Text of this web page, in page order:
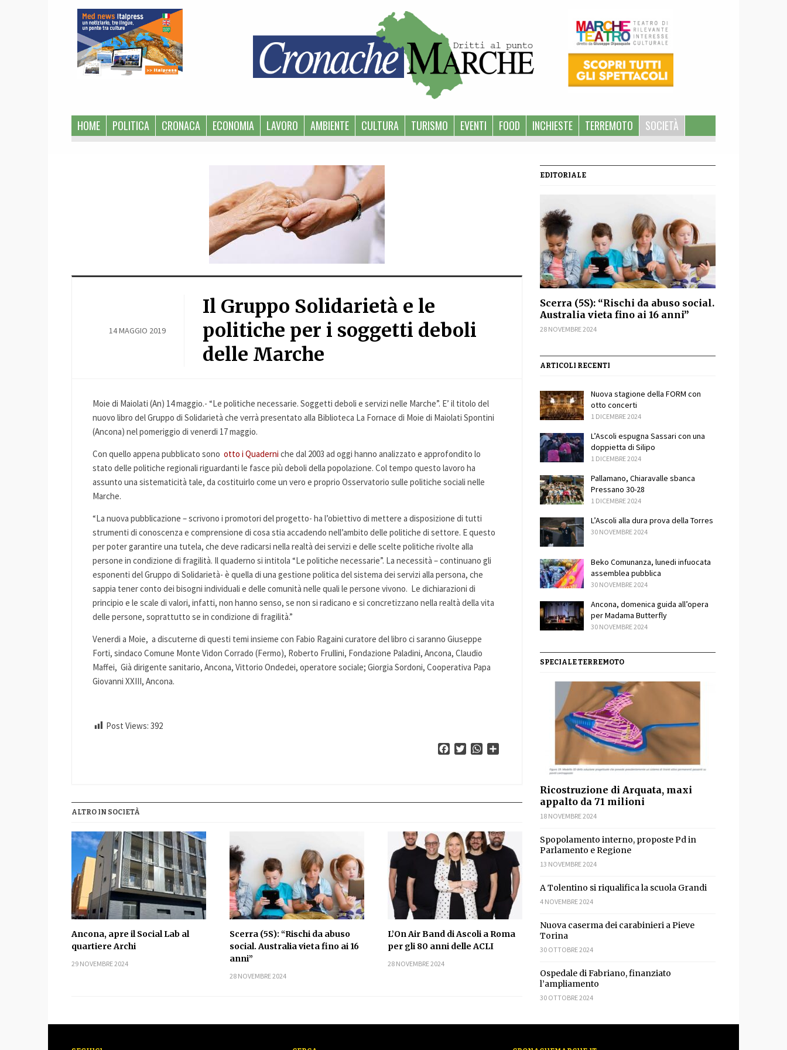
HOME POLITICA CRONACA ECONOMIA LAVORO AMBIENTE CULTURA TURISMO EVENTI FOOD INCHIESTE TERREMOTO SOCIETÀ
14 MAGGIO 2019
Il Gruppo Solidarietà e le
politiche per i soggetti deboli
delle Marche
Moie di Maiolati (An) 14 maggio.- “Le politiche necessarie. Soggetti deboli e servizi nelle Marche”. E’ il titolo del
nuovo libro del Gruppo di Solidarietà che verrà presentato alla Biblioteca La Fornace di Moie di Maiolati Spontini
(Ancona) nel pomeriggio di venerdi 17 maggio.
Con quello appena pubblicato sono otto i Quaderni che dal 2003 ad oggi hanno analizzato e approfondito lo
stato delle politiche regionali riguardanti le fasce più deboli della popolazione. Col tempo questo lavoro ha
assunto una sistematicità tale, da costituirlo come un vero e proprio Osservatorio sulle politiche sociali nelle
Marche.
“La nuova pubblicazione – scrivono i promotori del progetto- ha l’obiettivo di mettere a disposizione di tutti
strumenti di conoscenza e comprensione di cosa stia accadendo nell’ambito delle politiche di settore. E questo
per poter garantire una tutela, che deve radicarsi nella realtà dei servizi e delle scelte politiche rivolte alla
persone in condizione di fragilità. Il quaderno si intitola “Le politiche necessarie”. La necessità – continuano gli
esponenti del Gruppo di Solidarietà- è quella di una gestione politica del sistema dei servizi alla persona, che
sappia tener conto dei bisogni individuali e delle comunità nelle quali le persone vivono. Le dichiarazioni di
principio e le scale di valori, infatti, non hanno senso, se non si radicano e si concretizzano nella realtà della vita
delle persone, soprattutto se in condizione di fragilità.”
Venerdi a Moie, a discuterne di questi temi insieme con Fabio Ragaini curatore del libro ci saranno Giuseppe
Forti, sindaco Comune Monte Vidon Corrado (Fermo), Roberto Frullini, Fondazione Paladini, Ancona, Claudio
Maffei, Già dirigente sanitario, Ancona, Vittorio Ondedei, operatore sociale; Giorgia Sordoni, Cooperativa Papa
Giovanni XXIII, Ancona.
Post Views: 392
FacebookTwitterWhatsApp
ALTRO IN SOCIETÀ
Ancona, apre il Social Lab al
quartiere Archi
29 NOVEMBRE 2024
Scerra (5S): “Rischi da abuso
social. Australia vieta fino ai 16
anni”
28 NOVEMBRE 2024
L’On Air Band di Ascoli a Roma
per gli 80 anni delle ACLI
28 NOVEMBRE 2024
EDITORIALE
Scerra (5S): “Rischi da abuso social.
Australia vieta fino ai 16 anni”
28 NOVEMBRE 2024
ARTICOLI RECENTI
Nuova stagione della FORM con
otto concerti
1 DICEMBRE 2024
L’Ascoli espugna Sassari con una
doppietta di Silipo
1 DICEMBRE 2024
Pallamano, Chiaravalle sbanca
Pressano 30-28
1 DICEMBRE 2024
L’Ascoli alla dura prova della Torres
30 NOVEMBRE 2024
Beko Comunanza, lunedi infuocata
assemblea pubblica
30 NOVEMBRE 2024
Ancona, domenica guida all’opera
per Madama Butterfly
30 NOVEMBRE 2024
SPECIALE TERREMOTO
Ricostruzione di Arquata, maxi
appalto da 71 milioni
18 NOVEMBRE 2024
Spopolamento interno, proposte Pd in
Parlamento e Regione
13 NOVEMBRE 2024
A Tolentino si riqualifica la scuola Grandi
4 NOVEMBRE 2024
Nuova caserma dei carabinieri a Pieve
Torina
30 OTTOBRE 2024
Ospedale di Fabriano, finanziato
l’ampliamento
30 OTTOBRE 2024